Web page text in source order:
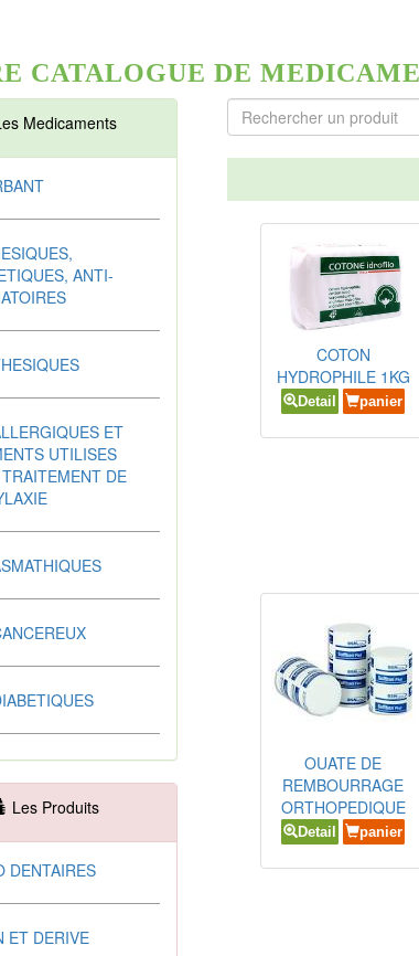
CATALOGUE DE
Medicaments
ANTI-
ET
UTILISES
DE
Les Produits
DENTAIRES
ET DERIVE
COTON
HYDROPHILE 1KG
Detail panier
OUATE DE
REMBOURRAGE
ORTHOPEDIQUE
Detail panier